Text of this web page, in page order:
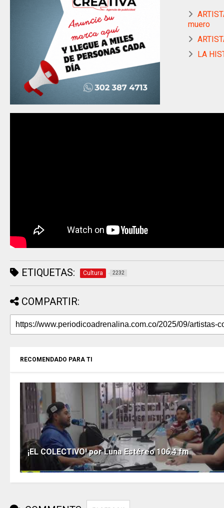
muero
LA
ETIQUETAS: Cultura 2232
COMPARTIR:
RECOMENDADO PARA TI
¡EL COLECTIVO! por Luna Estéreo 106.4 fm